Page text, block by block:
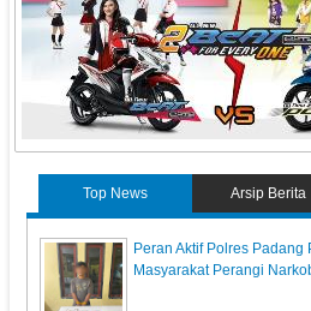
Top News Arsip Berita
Peran Aktif Polres
Masyarakat Perangi